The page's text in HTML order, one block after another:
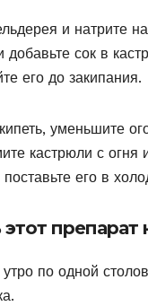
и натрите
сок в
его до закипания.
уменьшите
кастрюли с
его в
этот
по одной